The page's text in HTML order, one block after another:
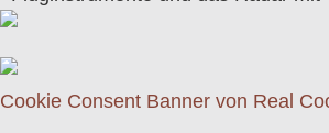
Cookie Consent Banner von Real